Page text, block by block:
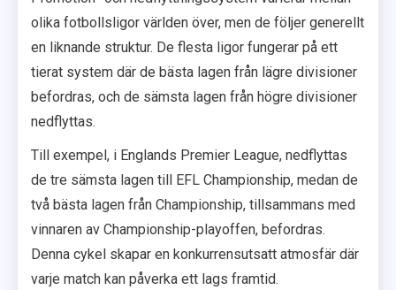
olika fotbollsligor världen över, men de följer generellt
en liknande struktur. De flesta ligor fungerar på ett
tierat system där de bästa lagen från lägre divisioner
befordras, och de sämsta lagen från högre divisioner
nedflyttas.
Till exempel, i Englands Premier League, nedflyttas
de tre sämsta lagen till EFL Championship, medan de
två bästa lagen från Championship, tillsammans med
vinnaren av Championship-playoffen, befordras.
Denna cykel skapar en konkurrensutsatt atmosfär där
varje match kan påverka ett lags framtid.